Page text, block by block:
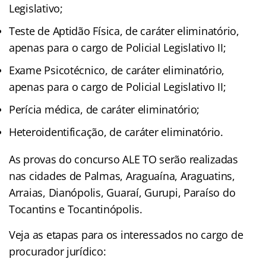
Legislativo;
Teste de Aptidão Física, de caráter eliminatório,
apenas para o cargo de Policial Legislativo II;
Exame Psicotécnico, de caráter eliminatório,
apenas para o cargo de Policial Legislativo II;
Perícia médica, de caráter eliminatório;
Heteroidentificação, de caráter eliminatório.
As provas do concurso ALE TO serão realizadas
nas cidades de Palmas, Araguaína, Araguatins,
Arraias, Dianópolis, Guaraí, Gurupi, Paraíso do
Tocantins e Tocantinópolis.
Veja as etapas para os interessados no cargo de
procurador jurídico: